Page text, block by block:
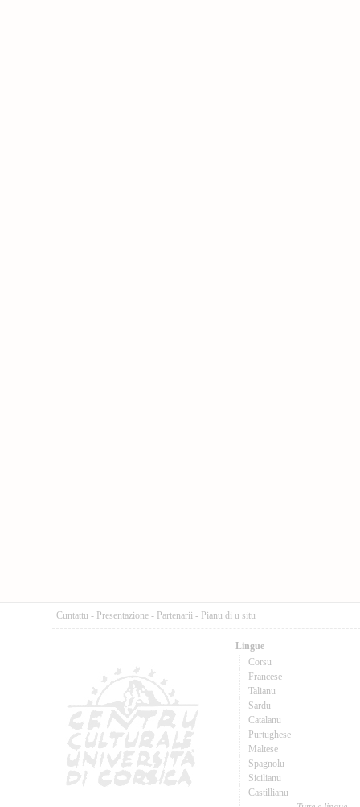
Cuntattu - Presentazione - Partenarii - Pianu di u situ
Lingue
Corsu
Francese
Talianu
Sardu
Catalanu
Purtughese
Maltese
Spagnolu
Sicilianu
Castillianu